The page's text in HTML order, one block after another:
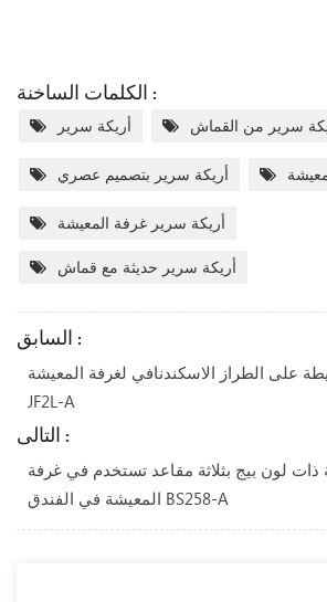
الكلمات الساخنة :
أريكة سرير سرير من القماش
أريكة سرير بتصميم عصري
أريكة سرير غرفة المعيشة
أريكة سرير حديثة مع قماش
السابق :
على الطراز الاسكندنافي لغرفة المعيشة
JF2L-A
التالى :
ذات لون بيج بثلاثة مقاعد تستخدم في غرفة
المعيشة في الفندق BS258-A